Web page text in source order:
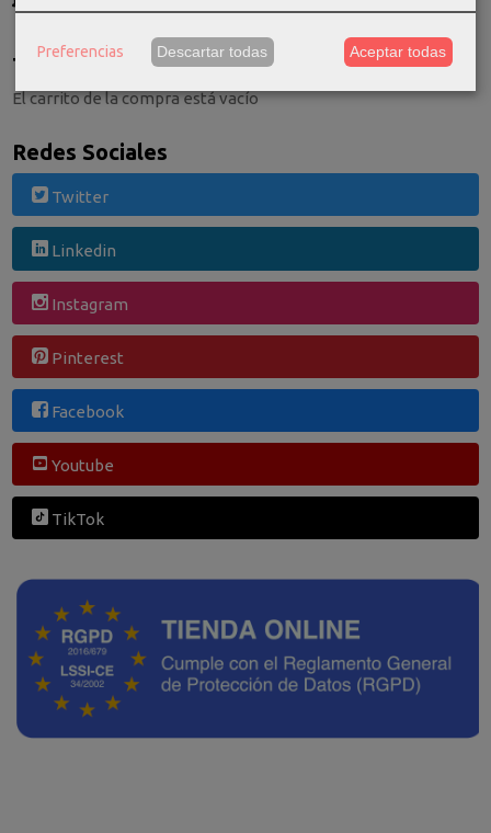
Consultar Destinos
Tu Carrito (0)
El carrito de la compra está vacío
Redes Sociales
Twitter
Linkedin
Instagram
Pinterest
Facebook
Youtube
TikTok
Preferencias Descartar todas Aceptar todas